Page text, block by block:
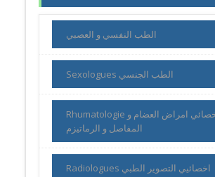
الطب النفسي و العصبي
Sexologues الطب الجنسي
Rhumatologie اخصائي امراض العضام و
المفاصل و الرماتيزم
Radiologues اخصائيي التصوير الطبي